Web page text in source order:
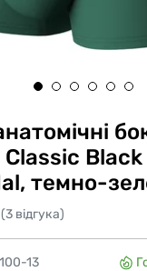
Black
темно-
відгука)
13